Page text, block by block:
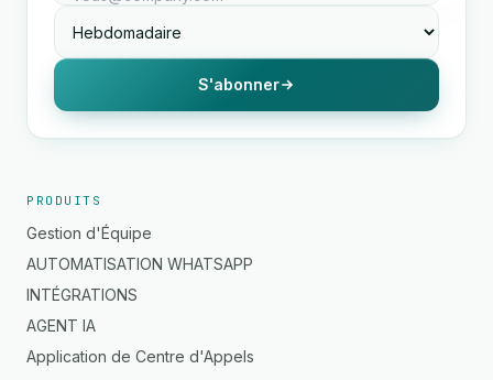
S'abonner
PRODUITS
Gestion d'Équipe
AUTOMATISATION WHATSAPP
INTÉGRATIONS
AGENT IA
Application de Centre d'Appels